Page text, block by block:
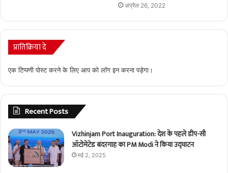
अप्रैल 26, 2022
प्रातिक्रिया दे
एक टिप्पणी पोस्ट करने के लिए आप कोलॉग इनकरना पड़ेगा।
Recent Posts
Vizhinjam Port Inauguration: देश के पहले डीप-सी
ऑटोमेटेड बंदरगाह का PM Modi ने किया उद्घाटन
मई 2, 2025